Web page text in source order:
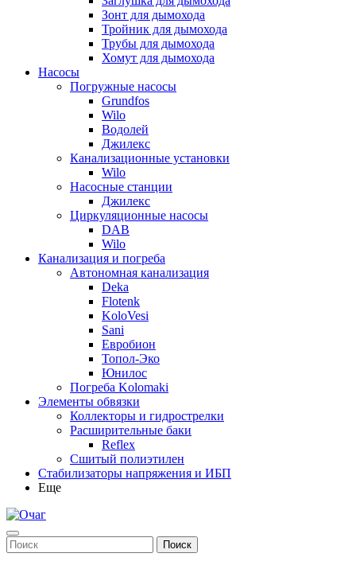
Зонт для дымохода
Тройник для дымохода
Трубы для дымохода
Хомут для дымохода
Насосы
Погружные насосы
Grundfos
Wilo
Водолей
Джилекс
Канализационные установки
Wilo
Насосные станции
Джилекс
Циркуляционные насосы
DAB
Wilo
Канализация и погреба
Автономная канализация
Deka
Flotenk
KoloVesi
Sani
Евробион
Топол-Эко
Юнилос
Погреба Kolomaki
Элементы обвязки
Коллекторы и гидрострелки
Расширительные баки
Reflex
Сшитый полиэтилен
Стабилизаторы напряжения и ИБП
Еще